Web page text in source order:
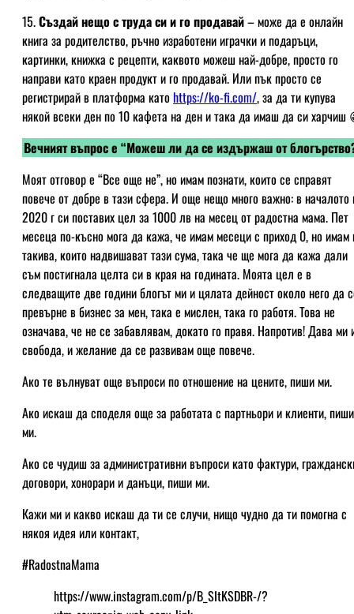
15.Създай нещо с труда си и го продавай– може да е онлайн
книга за родителство, ръчно изработени играчки и подаръци,
картинки, книжка с рецепти, каквото можеш най-добре, просто го
направи като краен продукт и го продавай. Или пък просто се
регистрирай в платформа катоhttps://ko-fi.com/, за да ти купува
някой всеки ден по 10 кафета на ден и така да имаш да си харчиш
Вечният въпрос е “Можеш ли да се издържаш от
Моят отговор е “Все още не”, но имам познати, които се справят
повече от добре в тази сфера. И още нещо много важно: в началото
2020 г си поставих цел за 1000 лв на месец от радостна мама. Пет
месеца по-късно мога да кажа, че имам месеци с приход 0, но имам
такива, които надвишават тази сума, така че ще мога да кажа дали
съм постигнала целта си в края на годината. Моята цел е в
следващите две години блогът ми и цялата дейност около него да
превърне в бизнес за мен, така е мислен, така го работя. Това не
означава, че не се забавлявам, докато го правя. Напротив! Дава ми
свобода, и желание да се развивам още повече.
Ако те вълнуват още въпроси по отношение на цените, пиши ми.
Ако искаш да споделя още за работата с партньори и клиенти, пиши
ми.
Ако се чудиш за административни въпроси като фактури,
договори, хонорари и данъци, пиши ми.
Кажи ми и какво искаш да ти се случи, нищо чудно да ти помогна с
някоя идея или контакт,
#RadostnaMama
https://www.instagram.com/p/B_SItKSDBR-/?